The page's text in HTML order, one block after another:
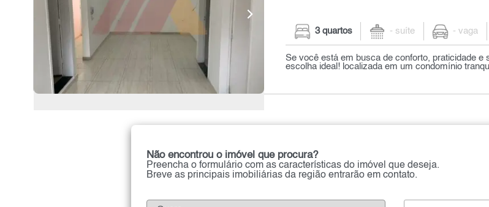
3 quartos - suíte - vaga
Se você está em busca de conforto, praticidade e
escolha ideal! localizada em um condomínio
Não encontrou o imóvel que procura?
Preencha o formulário com as características do imóvel que deseja.
Breve as principais imobiliárias da região entrarão em contato.